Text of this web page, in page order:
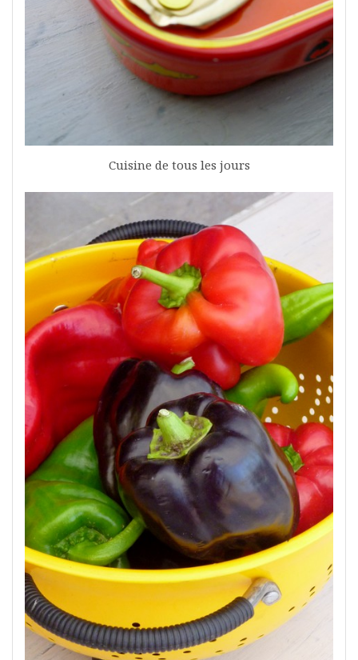
Cuisine de tous les jours